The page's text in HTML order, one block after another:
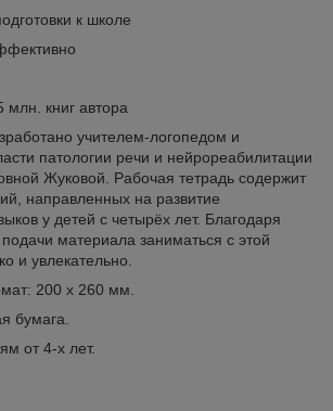
к школе
книг автора
учителем-логопедом и
патологии речи и нейрореабилитации
Жуковой. Рабочая тетрадь содержит
направленных на развитие
у детей с четырёх лет. Благодаря
материала заниматься с этой
и увлекательно.
200 х 260 мм.
бумага.
от 4-х лет.